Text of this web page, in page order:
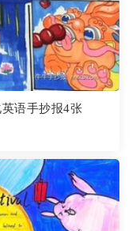
语手抄报4张